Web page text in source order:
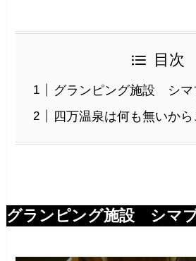
目次
グランピング施設 シマ
四万温泉は何も無いか
グランピング施設 シマ